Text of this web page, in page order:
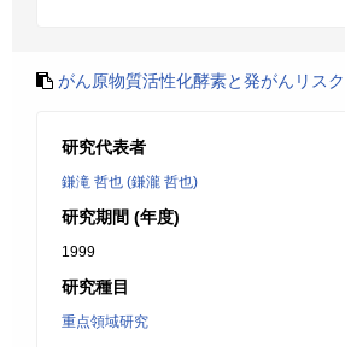
がん原物質活性化酵素と発がんリスク
研究代表者
鎌滝 哲也 (鎌瀧 哲也)
研究期間 (年度)
1999
研究種目
重点領域研究